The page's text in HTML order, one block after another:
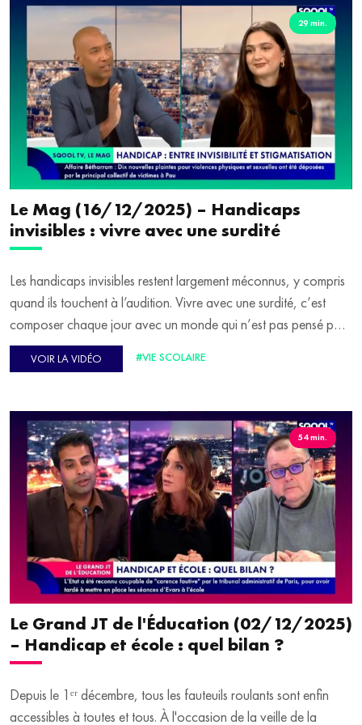
révolution qu'a représenté le braille et son importance dès le
plus jeune âge.
En seconde partie d’émission, focus sur les Trophées ACT de
l’engagement, un nouveau concours national qui valorise les
projets citoyens portés par des lycéens. Aymeric Marmorat,
directeur du bachelor ACT, présente cette initiative dédiée à
l’engagement environnemental, sociétal, culturel et
démocratique.
29 min.
Le Mag (16/12/2025) – Handicaps
invisibles : vivre avec une surdité
Les handicaps invisibles restent largement méconnus, y compris
quand ils touchent à l’audition. Vivre avec une surdité, c’est
composer chaque jour avec un monde qui n’est pas pensé pour
soi.
Dans Le Mag, Patrice Boisfer reçoit Rose Paynel,
pour la Semaine du Son à l’UNESCO, afin de parler fatigue
invisible, adaptation permanente et surtout, inclusion.
VOIR LA VIDÉO #VIE SCOLAIRE
54 min.
Le Grand JT de l'Éducation (02/12/2025)
– Handicap et école : quel bilan ?
Depuis le 1ᵉʳ décembre, tous les fauteuils roulants sont enfin
accessibles à toutes et tous. À l'occasion de la veille de la